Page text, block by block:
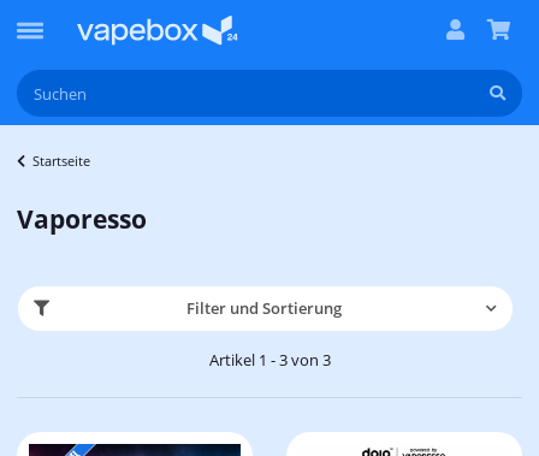
Startseite
Vaporesso
Filter und Sortierung
Artikel 1 - 3 von 3